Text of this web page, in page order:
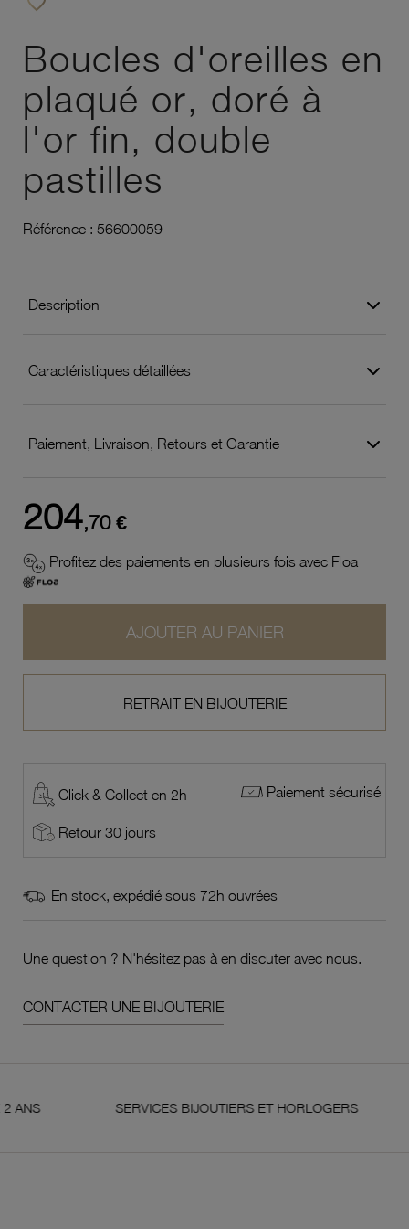
Boucles d'oreilles en
plaqué or, doré à
l'or fin, double
pastilles
Référence : 56600059
Description
Caractéristiques détaillées
Paiement, Livraison, Retours et Garantie
204,70 €
Profitez des paiements en plusieurs fois avec Floa
AJOUTER AU PANIER
RETRAIT EN BIJOUTERIE
Click & Collect en 2h Paiement sécurisé
Retour 30 jours
En stock, expédié sous 72h ouvrées
Une question ? N'hésitez pas à en discuter avec nous.
CONTACTER UNE BIJOUTERIE
SERVICES BIJOUTIERS ET HORLOGERS